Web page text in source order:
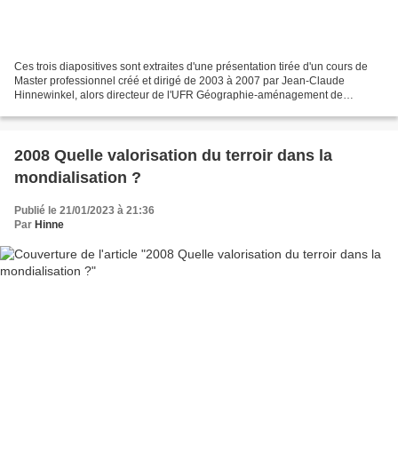
Ces trois diapositives sont extraites d'une présentation tirée d'un cours de
Master professionnel créé et dirigé de 2003 à 2007 par Jean-Claude
Hinnewinkel, alors directeur de l'UFR Géographie-aménagement de
2008 Quelle valorisation du terroir dans la
mondialisation ?
Publié le 21/01/2023 à 21:36
Par Hinne